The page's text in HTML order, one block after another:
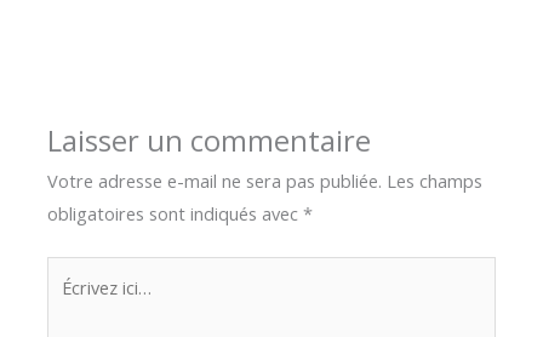
Laisser un commentaire
Votre adresse e-mail ne sera pas publiée. Les champs
obligatoires sont indiqués avec*
Écrivez